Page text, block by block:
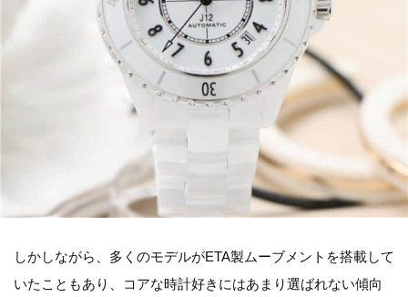
しかしながら、多くのモデルがETA製ムーブメントを搭載して
いたこともあり、コアな時計好きにはあまり選ばれない傾向